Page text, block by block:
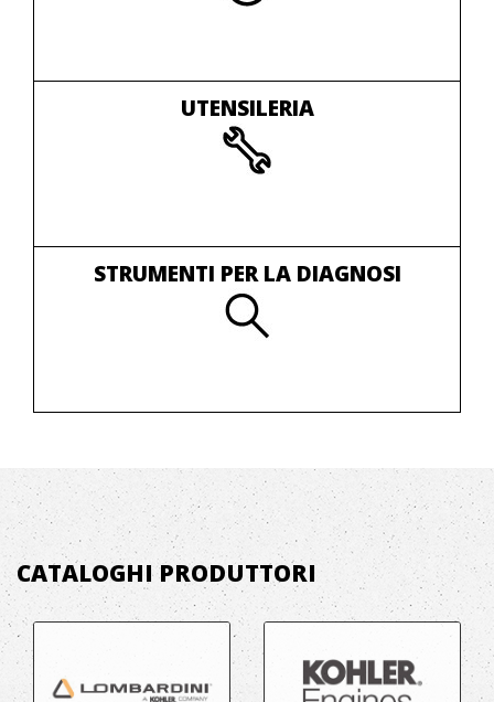
UTENSILERIA
STRUMENTI PER LA DIAGNOSI
CATALOGHI PRODUTTORI